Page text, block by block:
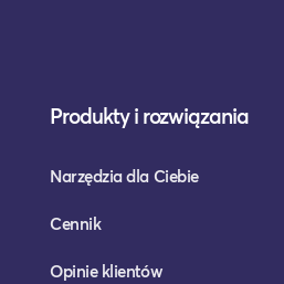
Produkty i rozwiązania
Narzędzia dla Ciebie
Cennik
Opinie klientów